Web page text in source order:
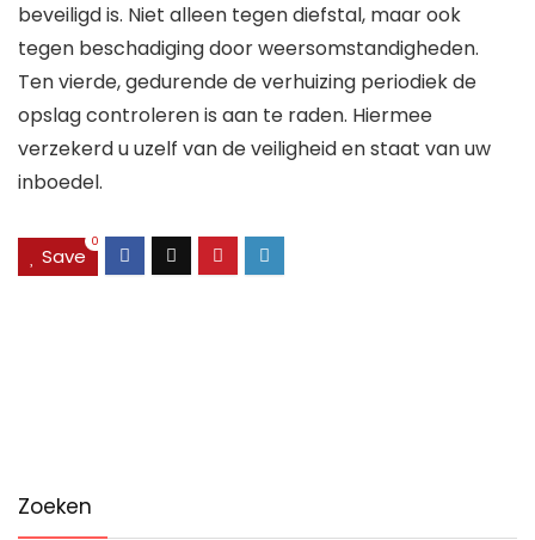
beveiligd is. Niet alleen tegen diefstal, maar ook
tegen beschadiging door weersomstandigheden.
Ten vierde, gedurende de verhuizing periodiek de
opslag controleren is aan te raden. Hiermee
verzekerd u uzelf van de veiligheid en staat van uw
inboedel.
Save
0
Zoeken